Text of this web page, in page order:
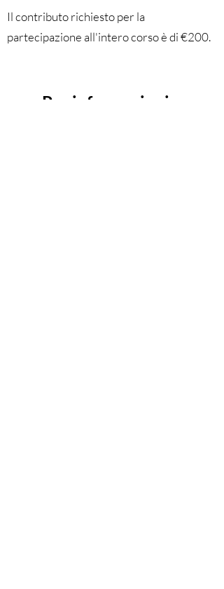
Il contributo richiesto per la
partecipazione all'intero corso è di €200.
Per informazioni e